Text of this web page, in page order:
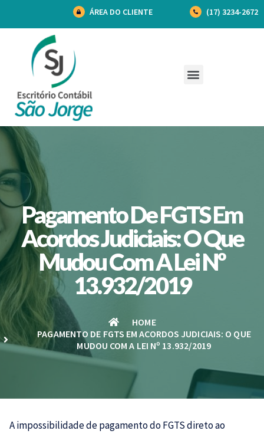
ÁREA DO CLIENTE (17) 3234-2672
Pagamento De FGTS Em
Acordos Judiciais: O Que
Mudou Com A Lei Nº
13.932/2019
HOME
PAGAMENTO DE FGTS EM ACORDOS JUDICIAIS: O QUE
MUDOU COM A LEI Nº 13.932/2019
A impossibilidade de pagamento doFGTSdireto ao